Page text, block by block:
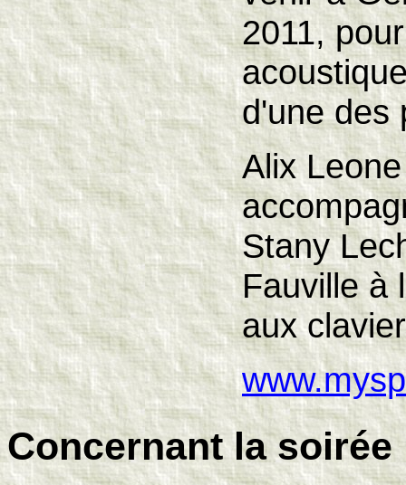
2011,
d'une des
Alix
Stany
Fauville à
aux
Concernant la soirée